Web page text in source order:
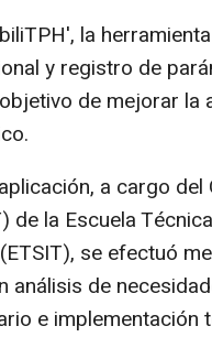
la
y registro de
de mejorar la
a cargo
de la Escuela
se efectuó
análisis de
e implementación